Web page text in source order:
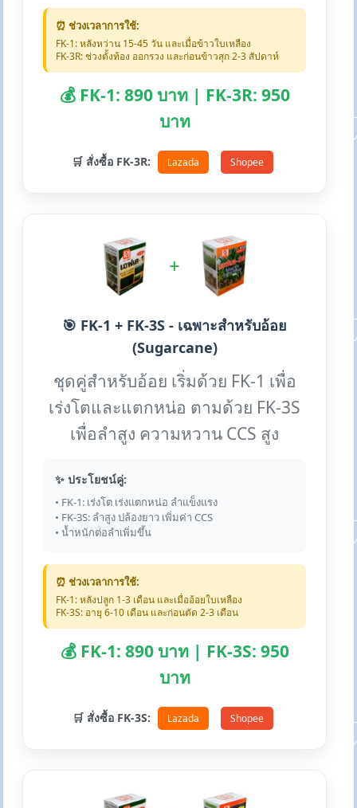
⏰ ช่วงเวลาการใช้:
FK-1: หลังหว่าน 15-45 วัน และเมื่อข้าวใบเหลือง
FK-3R: ช่วงตั้งท้อง ออกรวง และก่อนข้าวสุก 2-3 สัปดาห์
💰 FK-1: 890 บาท | FK-3R: 950
บาท
🛒 สั่งซื้อ FK-3R: Lazada Shopee
+
🎯 FK-1 + FK-3S - เฉพาะสำหรับอ้อย
(Sugarcane)
ชุดคู่สำหรับอ้อย เริ่มด้วย FK-1 เพื่อ
เร่งโตและแตกหน่อ ตามด้วย FK-3S
เพื่อลำสูง ความหวาน CCS สูง
✨ ประโยชน์คู่:
• FK-1: เร่งโต เร่งแตกหน่อ ลำแข็งแรง
• FK-3S: ลำสูง ปล้องยาว เพิ่มค่า CCS
• น้ำหนักต่อลำเพิ่มขึ้น
⏰ ช่วงเวลาการใช้:
FK-1: หลังปลูก 1-3 เดือน และเมื่ออ้อยใบเหลือง
FK-3S: อายุ 6-10 เดือน และก่อนตัด 2-3 เดือน
💰 FK-1: 890 บาท | FK-3S: 950
บาท
🛒 สั่งซื้อ FK-3S: Lazada Shopee